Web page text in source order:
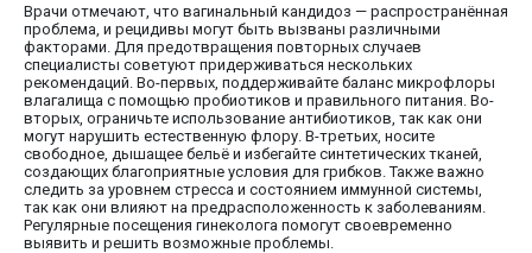
Врачи отмечают, что вагинальный кандидоз — распространённая
проблема, и рецидивы могут быть вызваны различными
факторами. Для предотвращения повторных случаев
специалисты советуют придерживаться нескольких
рекомендаций. Во-первых, поддерживайте баланс микрофлоры
влагалища с помощью пробиотиков и правильного питания. Во-
вторых, ограничьте использование антибиотиков, так как они
могут нарушить естественную флору. В-третьих, носите
свободное, дышащее бельё и избегайте синтетических тканей,
создающих благоприятные условия для грибков. Также важно
следить за уровнем стресса и состоянием иммунной системы,
так как они влияют на предрасположенность к заболеваниям.
Регулярные посещения гинеколога помогут своевременно
выявить и решить возможные проблемы.